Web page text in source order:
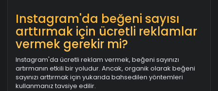
Instagram'da beğeni sayısı
arttırmak için ücretli reklamlar
vermek gerekir mi?
Instagram'da ücretli reklam vermek, beğeni sayınızı
artırmanın etkili bir yoludur. Ancak, organik olarak beğeni
sayınızı arttırmak için yukarıda bahsedilen yöntemleri
kullanmanız tavsiye edilir.